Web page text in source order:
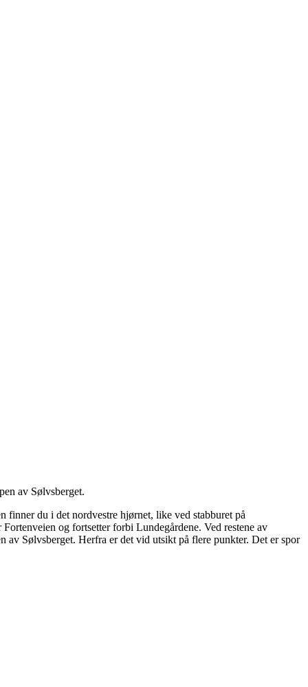
av Sølvsberget.
finner du i det nordvestre hjørnet, like ved stabburet på
og fortsetter forbi Lundegårdene. Ved restene av
av Sølvsberget. Herfra er det vid utsikt på flere punkter. Det er spor